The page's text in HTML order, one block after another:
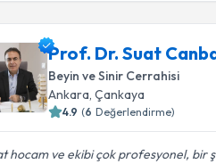
Prof. Dr. Suat
Beyin ve Sinir Cerrahisi
Ankara,Çankaya
4.9 (6 Değerlendirme)
hocam ve ekibi çok profesyonel, bir